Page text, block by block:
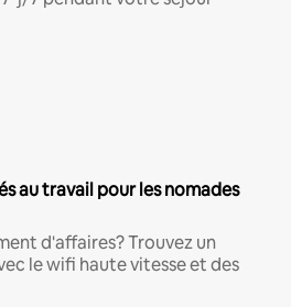
au travail pour les nomades
d'affaires? Trouvez un
le wifi haute vitesse et des